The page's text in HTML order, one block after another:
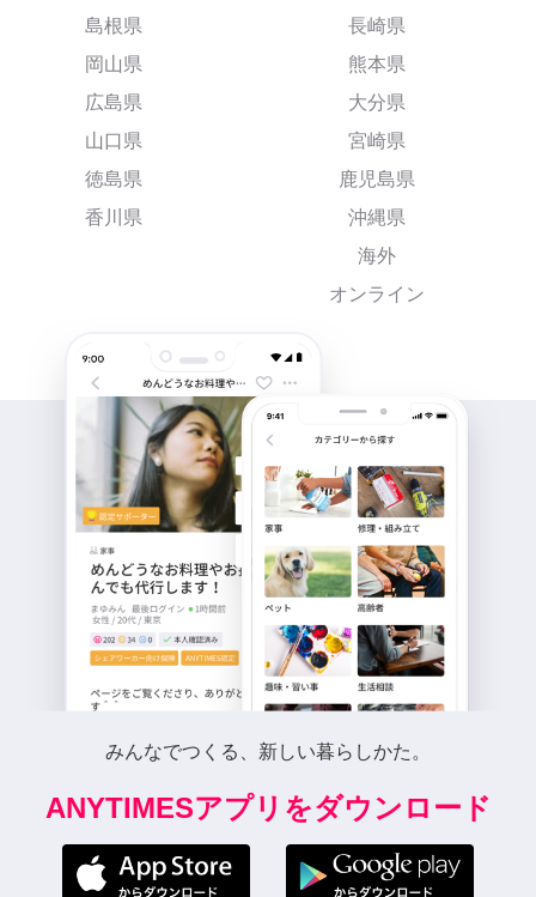
島根県
岡山県
広島県
山口県
徳島県
香川県
長崎県
熊本県
大分県
宮崎県
鹿児島県
沖縄県
海外
オンライン
みんなでつくる、新しい暮らしかた。
ANYTIMESアプリをダウンロード